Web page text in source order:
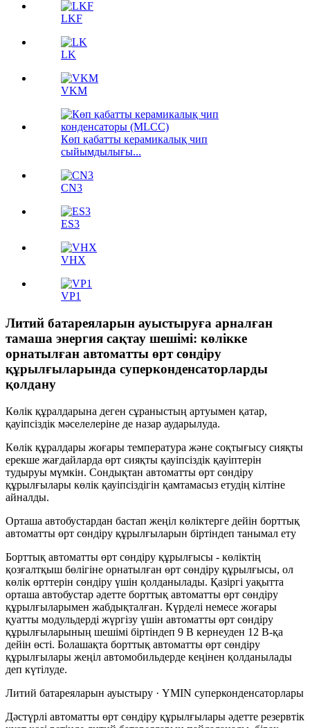
LKF
LK
VKM
Көп қабатты керамикалық чип
сыйымдылығы...
CN3
ES3
VHX
VP1
Литий батареяларын ауыстыруға арналған
тамаша энергия сақтау шешімі: көлікке
орнатылған автоматты өрт сөндіру
құрылғыларында суперконденсаторларды
қолдану
Көлік құралдарына деген сұраныстың артуымен қатар,
қауіпсіздік мәселелеріне де назар аударылуда.
Көлік құралдары жоғары температура және соқтығысу сияқты
ерекше жағдайларда өрт сияқты қауіпсіздік қауіптерін
тудыруы мүмкін. Сондықтан автоматты өрт сөндіру
құрылғылары көлік қауіпсіздігін қамтамасыз етудің кілтіне
айналды.
Орташа автобустардан бастап жеңіл көліктерге дейін борттық
автоматты өрт сөндіру құрылғыларын біртіндеп танымал ету
Борттық автоматты өрт сөндіру құрылғысы - көліктің
қозғалтқыш бөлігіне орнатылған өрт сөндіру құрылғысы, ол
көлік өрттерін сөндіру үшін қолданылады. Қазіргі уақытта
орташа автобустар әдетте борттық автоматты өрт сөндіру
құрылғыларымен жабдықталған. Күрделі немесе жоғары
қуатты модульдерді жүргізу үшін автоматты өрт сөндіру
құрылғыларының шешімі біртіндеп 9 В кернеуден 12 В-қа
дейін өсті. Болашақта борттық автоматты өрт сөндіру
құрылғылары жеңіл автомобильдерде кеңінен қолданылады
деп күтілуде.
Литий батареяларын ауыстыру · YMIN суперконденсаторлары
Дәстүрлі автоматты өрт сөндіру құрылғылары әдетте резервтік